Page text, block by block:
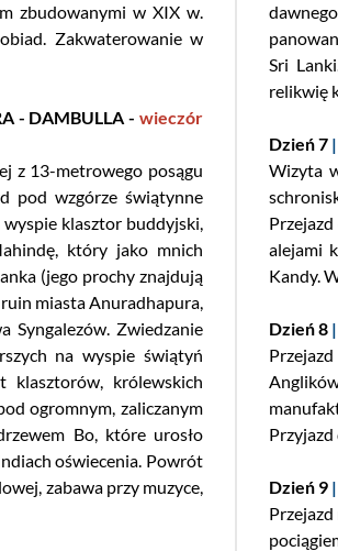
zbudowanymi w XIX w.
Zakwaterowanie w
- DAMBULLA -wieczór
z 13-metrowego posągu
pod wzgórze świątynne
klasztor buddyjski,
który jako mnich
(jego prochy znajdują
miasta Anuradhapura,
Syngalezów. Zwiedzanie
na wyspie świątyń
klasztorów, królewskich
ogromnym, zaliczanym
Bo, które urosło
oświecenia. Powrót
zabawa przy muzyce,
Sri
relikwię
Dzień 7 |
Wizyta
alejami
Kandy.
Dzień 8 |
Dzień 9 |